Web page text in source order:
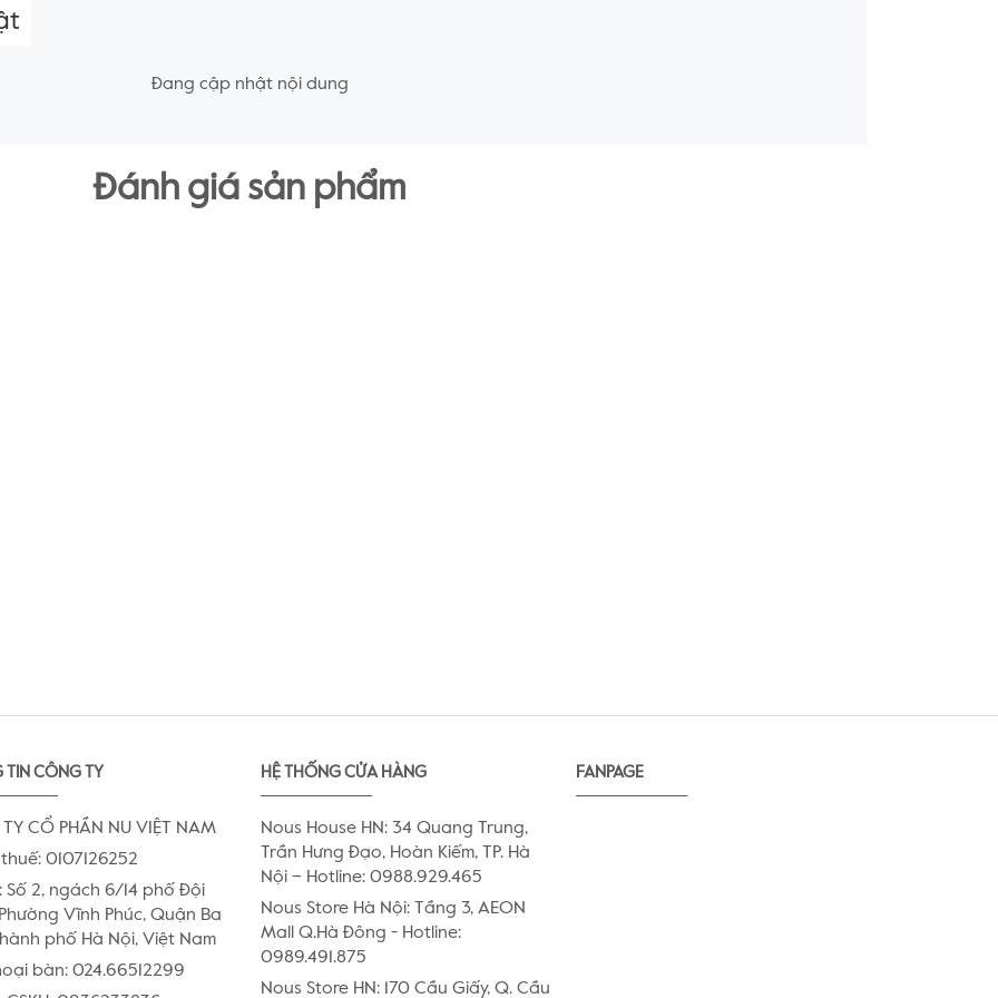
Đang cập nhật nội dung
Đánh giá sản phẩm
TIN CÔNG TY
CỔ PHẦN NU VIỆT NAM
0107126252
Số 2, ngách 6/14 phố Đội
Vĩnh Phúc, Quận Ba
phố Hà Nội, Việt Nam
bàn: 024.66512299
HỆ THỐNG CỬA HÀNG
Nous House HN: 34 Quang Trung,
Trần Hưng Đạo, Hoàn Kiếm, TP. Hà
Nội – Hotline: 0988.929.465
Nous Store Hà Nội: Tầng 3, AEON
Mall Q.Hà Đông - Hotline:
0989.491.875
Nous Store HN: 170 Cầu Giấy, Q. Cầu
FANPAGE